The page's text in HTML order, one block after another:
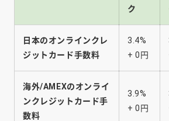
ク
日本のオンラインクレ
ジットカード手数料
3.4%
+ 0円
海外/AMEXのオンライ
ンクレジットカード手
数料
3.9%
+ 0円